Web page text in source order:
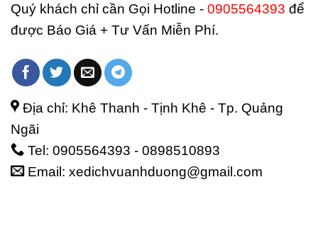
Quý khách chỉ cần Gọi Hotline - 0905564393 để
được Báo Giá + Tư Vấn Miễn Phí.
Địa chỉ: Khê Thanh - Tịnh Khê - Tp. Quảng
Ngãi
Tel: 0905564393 - 0898510893
Email: xedichvuanhduong@gmail.com